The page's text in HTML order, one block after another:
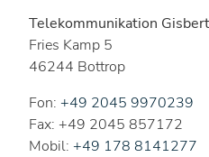
Telekommunikation
Fries Kamp 5
46244 Bottrop
Fon: +49 2045 9970239
Fax: +49 2045 857172
Mobil: +49 178 8141277